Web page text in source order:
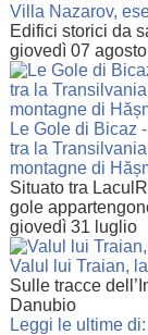
Villa Nazarov,
Edifici storici da
giovedì 07 agosto
Le Gole di Bicaz
tra la
montagne di
Situato tra
gole
giovedì 31 luglio
Valul lui Traian,
Sulle tracce
Danubio
Leggi le ultime